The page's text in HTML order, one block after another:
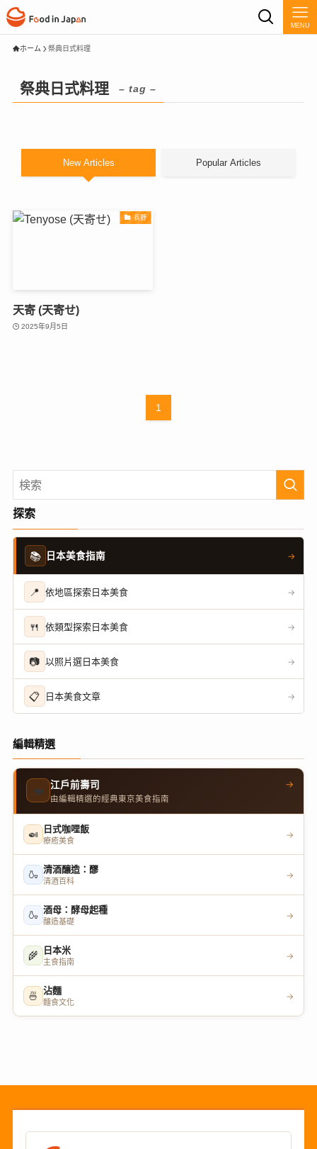
MENU
ホーム 祭典日式料理
祭典日式料理 – tag –
New Articles Popular Articles
長野
天寄 (天寄せ)
2025年9月5日
1
探索
📚 日本美食指南 →
📍 依地區探索日本美食 →
🍴 依類型探索日本美食 →
📷 以照片選日本美食 →
📋 日本美食文章 →
編輯精選
🍣 江戶前壽司
由編輯精選的經典東京美食指南
→
🍛 日式咖哩飯
療癒美食
→
🍶 清酒釀造：醪
清酒百科
→
🍶 酒母：酵母起種
釀造基礎
→
🌾 日本米
主食指南
→
🍜 沾麵
麵食文化
→